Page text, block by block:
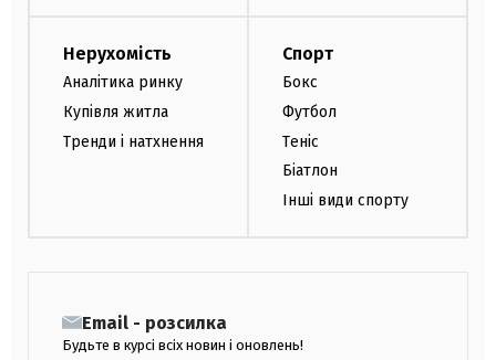
Нерухомість
Аналітика ринку
Купівля житла
Тренди і натхнення
Спорт
Бокс
Футбол
Теніс
Біатлон
Інші види спорту
Email - розсилка
Будьте в курсі всіх новин і оновлень!